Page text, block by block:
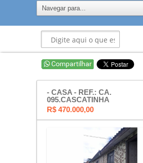
- CASA - REF.: CA.
095.CASCATINHA
R$ 470.000,00